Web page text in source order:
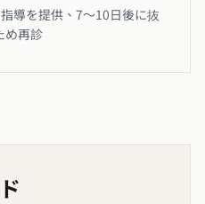
導を提供、7〜10日後に抜
め再診